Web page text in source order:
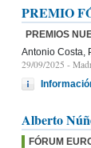
PREMIO
PREMIOS
Antonio Costa,
29/09/2025 -
Alberto
FÓRUM